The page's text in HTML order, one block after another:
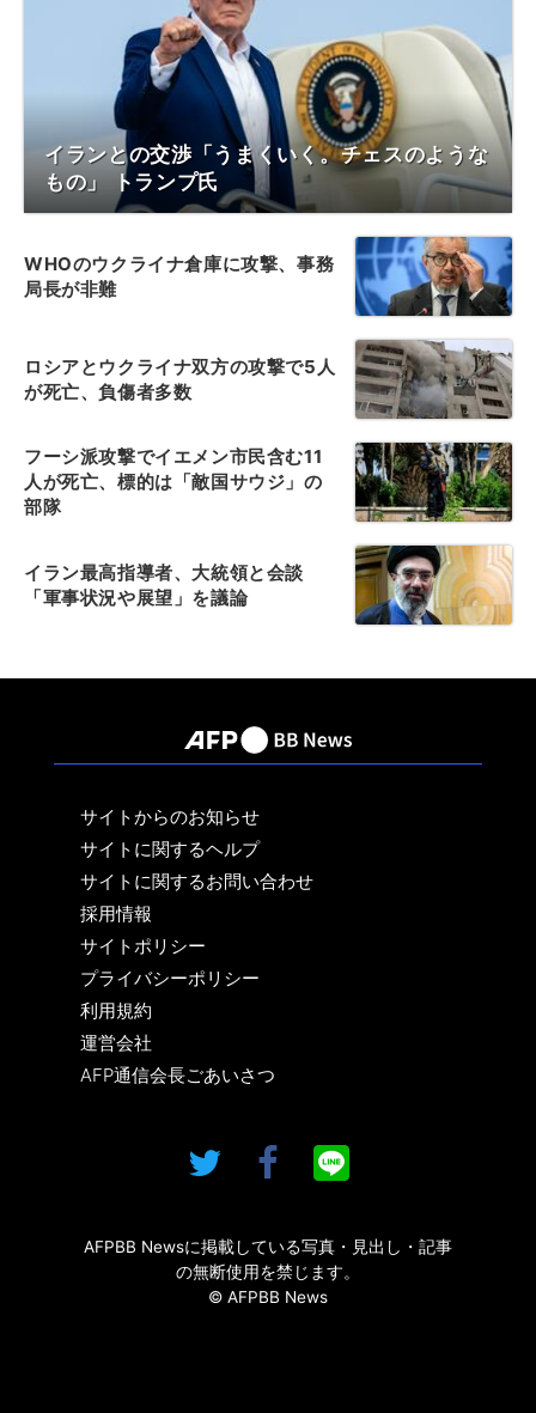
イランとの交渉「うまくいく。チェスのような
もの」 トランプ氏
WHOのウクライナ倉庫に攻撃、事務
局長が非難
ロシアとウクライナ双方の攻撃で5人
が死亡、負傷者多数
フーシ派攻撃でイエメン市民含む11
人が死亡、標的は「敵国サウジ」の
部隊
イラン最高指導者、大統領と会談
「軍事状況や展望」を議論
サイトからのお知らせ
サイトに関するヘルプ
サイトに関するお問い合わせ
採用情報
サイトポリシー
プライバシーポリシー
利用規約
運営会社
AFP通信会長ごあいさつ
AFPBB Newsに掲載している写真・見出し・記事
の無断使用を禁じます。
© AFPBB News